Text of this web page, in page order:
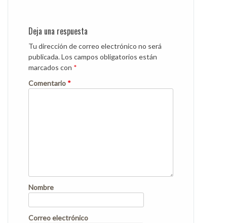
Deja una respuesta
Tu dirección de correo electrónico no será
publicada.Los campos obligatorios están
marcados con *
Comentario *
Nombre
Correo electrónico